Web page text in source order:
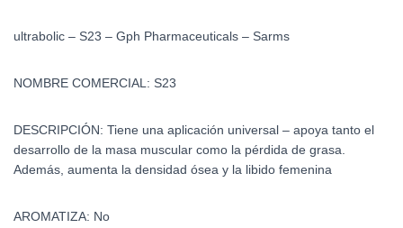
ultrabolic – S23 – Gph Pharmaceuticals – Sarms
NOMBRE COMERCIAL: S23
DESCRIPCIÓN: Tiene una aplicación universal – apoya tanto el
desarrollo de la masa muscular como la pérdida de grasa.
Además, aumenta la densidad ósea y la libido femenina
AROMATIZA: No